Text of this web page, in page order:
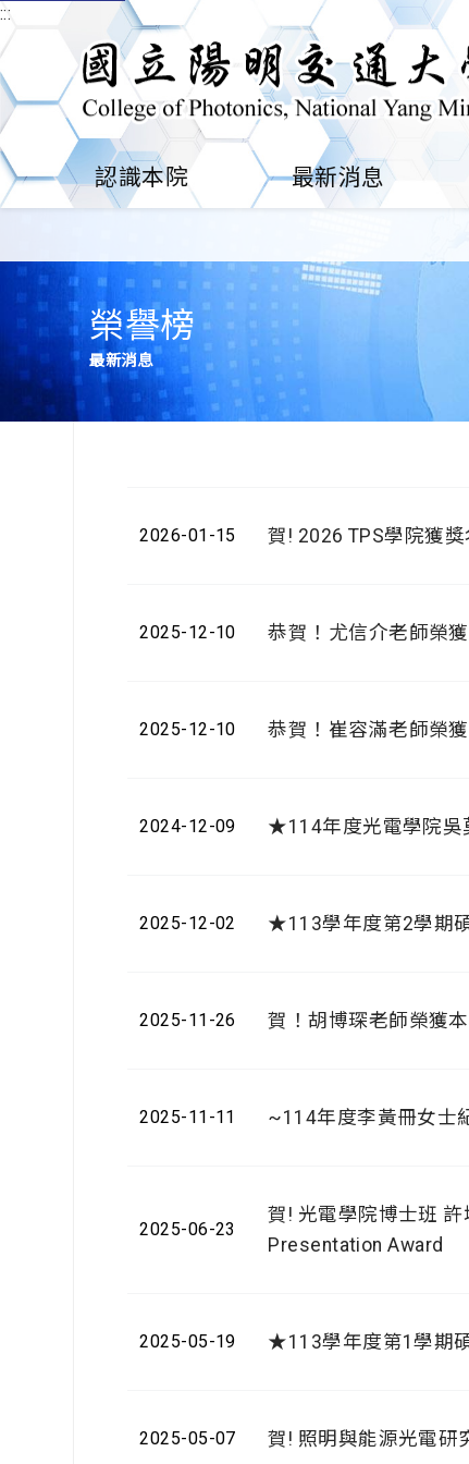
:::
認識本院 最新消息
榮譽榜
最新消息
2026-01-15 賀! 2026 TPS學院獲獎
2025-12-10 恭賀！尤信介老師榮
2025-12-10 恭賀！崔容滿老師榮
2024-12-09 ★114年度光電學院
2025-12-02 ★113學年度第2學期
2025-11-26 賀！胡博琛老師榮獲
2025-11-11 ~114年度李黃冊女士
2025-06-23
賀! 光電學院博士班
Presentation Award
2025-05-19 ★113學年度第1學期
2025-05-07 賀! 照明與能源光電研